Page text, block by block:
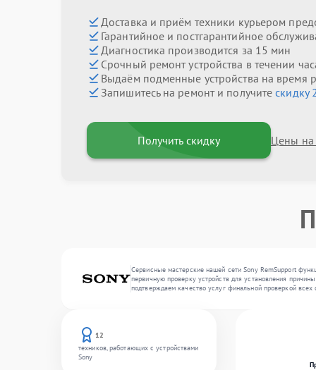
Доставка и приём техники курьером
Гарантийное и постгарантийное
Диагностика производится за 15 мин
Срочный ремонт устройства в течении
Выдаём подменные устройства на время
Запишитесь на ремонт и получитескидку
Получить скидку Цены на
Сервисные мастерские нашей сети Sony RemSupport
первичную проверку устройств для установления
подтверждаем качество услуг финальной проверкой всех
12
техников, работающих с устройствами
Sony